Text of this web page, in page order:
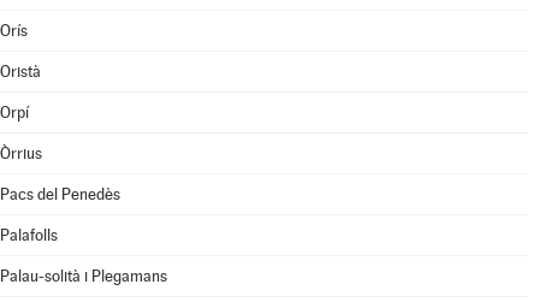
Orís
Oristà
Orpí
Òrrius
Pacs del Penedès
Palafolls
Palau-solità i Plegamans